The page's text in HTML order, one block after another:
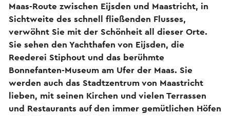
Maas-Route zwischen Eijsden und Maastricht, in
Sichtweite des schnell fließenden Flusses,
verwöhnt Sie mit der Schönheit all dieser Orte.
Sie sehen den Yachthafen von Eijsden, die
Reederei Stiphout und das berühmte
Bonnefanten-Museum am Ufer der Maas. Sie
werden auch das Stadtzentrum von Maastricht
lieben, mit seinen Kirchen und vielen Terrassen
und Restaurants auf den immer gemütlichen Höfen